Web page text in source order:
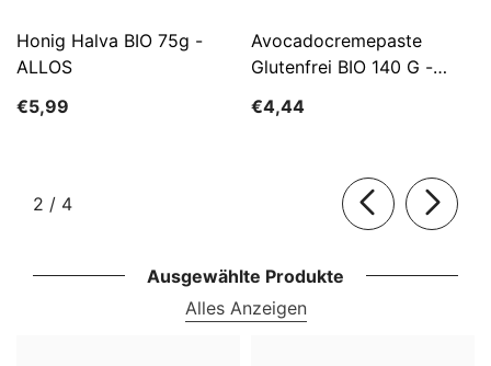
Honig Halva BIO 75g -
ALLOS
€5,99
Avocadocremepaste
Glutenfrei BIO 140 G -
€4,44
2 / von
4
Ausgewählte Produkte
Alles Anzeigen